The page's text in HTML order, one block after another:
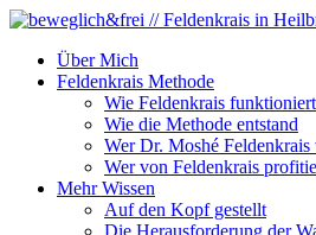
Über Mich
Feldenkrais Methode
Wie Feldenkrais funktioniert
Wie die Methode entstand
Wer Dr. Moshé Feldenkrais
Wer von Feldenkrais
Mehr Wissen
Auf den Kopf gestellt
Die Herausforderung der